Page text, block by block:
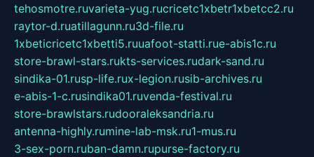
tehosmotre.ruvarieta-yug.rucricetc1xbetr1xbetcc2.ru
raytor-d.ruatillagunn.ru3d-file.ru
1xbeticricetc1xbetti5.ruuafoot-statti.rue-abis1c.ru
store-brawl-stars.rukts-services.rudark-sand.ru
sindika-01.rusp-life.rux-legion.rusib-archives.ru
e-abis-1-c.rusindika01.ruvenda-festival.ru
store-brawlstars.rudooraleksandria.ru
antenna-highly.rumine-lab-msk.ru1-mus.ru
3-sex-porn.ruban-damn.rupurse-factory.ru